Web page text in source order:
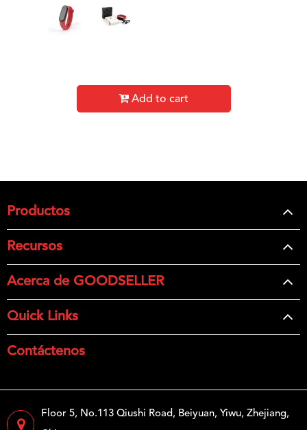
Add to cart
Productos
Recursos
Acerca de GOODSELLER
Quick Links
Contáctenos
Floor 5, No.113 Qiushi Road, Beiyuan, Yiwu, Zhejiang,